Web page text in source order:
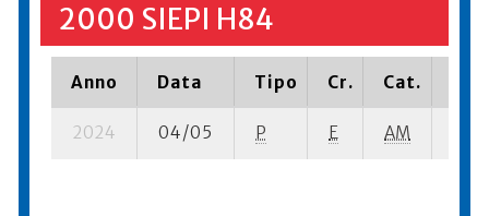
2000 SIEPI H84
Anno Data Tipo Cr. Cat.
2024 04/05 P E AM